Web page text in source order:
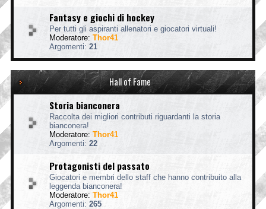
Fantasy e giochi di hockey
Per tutti gli aspiranti allenatori e giocatori virtuali!
Moderatore: Thor41
Argomenti: 21
Hall of Fame
Storia bianconera
Raccolta dei migliori contributi riguardanti la storia
bianconera!
Moderatore: Thor41
Argomenti: 22
Protagonisti del passato
Giocatori e membri dello staff che hanno contribuito alla
leggenda bianconera!
Moderatore: Thor41
Argomenti: 265